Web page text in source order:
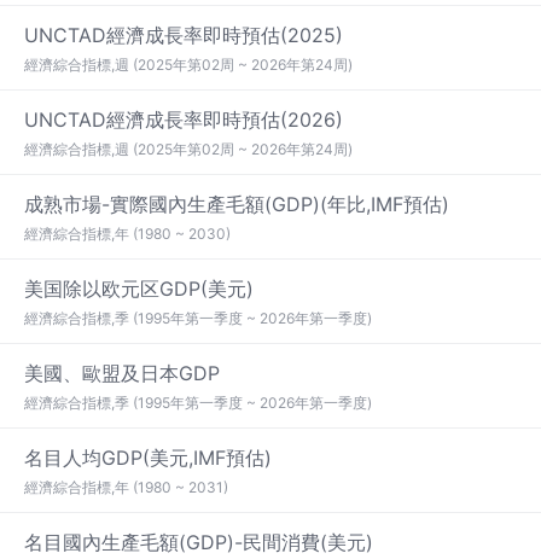
UNCTAD經濟成長率即時預估(2025)
經濟綜合指標,週 (2025年第02周 ~ 2026年第24周)
UNCTAD經濟成長率即時預估(2026)
經濟綜合指標,週 (2025年第02周 ~ 2026年第24周)
成熟市場-實際國內生產毛額(GDP)(年比,IMF預估)
經濟綜合指標,年 (1980 ~ 2030)
美国除以欧元区GDP(美元)
經濟綜合指標,季 (1995年第一季度 ~ 2026年第一季度)
美國、歐盟及日本GDP
經濟綜合指標,季 (1995年第一季度 ~ 2026年第一季度)
名目人均GDP(美元,IMF預估)
經濟綜合指標,年 (1980 ~ 2031)
名目國內生產毛額(GDP)-民間消費(美元)